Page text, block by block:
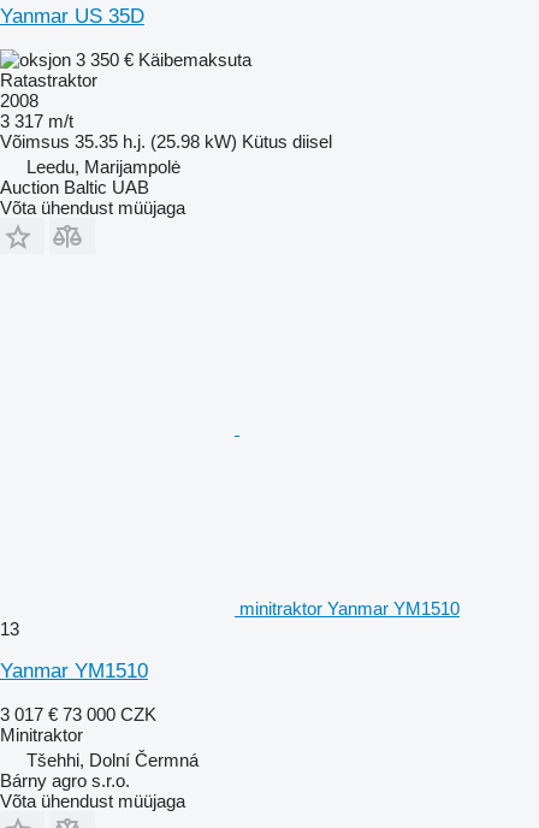
Yanmar US 35D
3 350 € Käibemaksuta
Ratastraktor
2008
3 317 m/t
Võimsus 35.35 h.j. (25.98 kW) Kütus diisel
Leedu, Marijampolė
Auction Baltic UAB
Võta ühendust müüjaga
minitraktor Yanmar YM1510
13
Yanmar YM1510
3 017 € 73 000 CZK
Minitraktor
Tšehhi, Dolní Čermná
Bárny agro s.r.o.
Võta ühendust müüjaga